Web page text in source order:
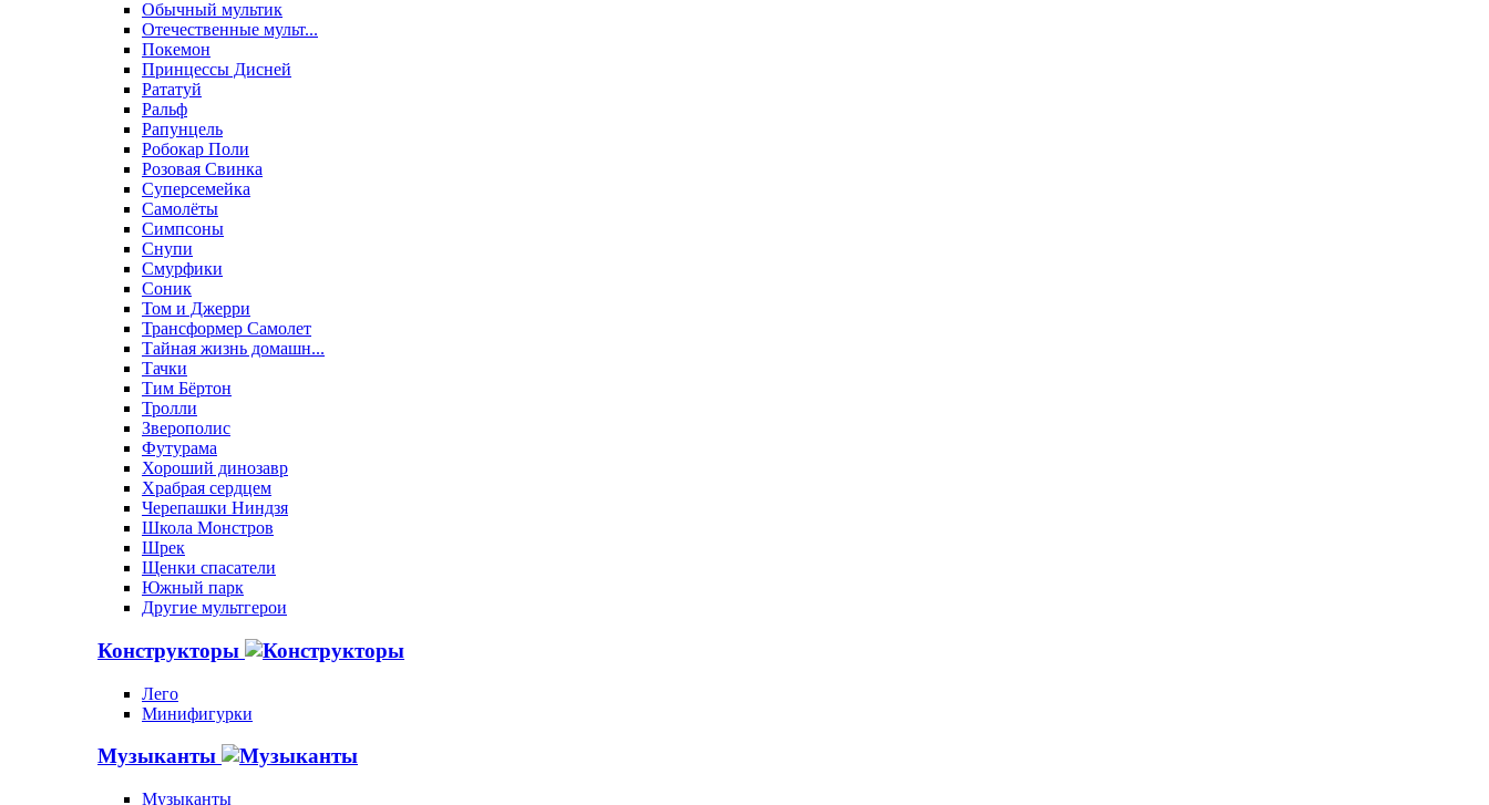
Обычный мультик
Отечественные мульт...
Покемон
Принцессы Дисней
Рататуй
Ральф
Рапунцель
Робокар Поли
Розовая Свинка
Суперсемейка
Самолёты
Симпсоны
Снупи
Смурфики
Соник
Том и Джерри
Трансформер Самолет
Тайная жизнь домашн...
Тачки
Тим Бёртон
Тролли
Зверополис
Футурама
Хороший динозавр
Храбрая сердцем
Черепашки Ниндзя
Школа Монстров
Шрек
Щенки спасатели
Южный парк
Другие мультгерои
Конструкторы
Лего
Минифигурки
Музыканты
Музыканты